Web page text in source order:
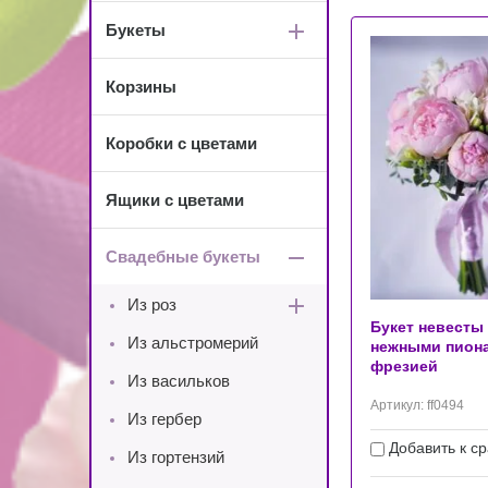
Букет невесты
нежными
фрезией
Артикул: ff0494
Добавить к
Букеты
Корзины
Коробки с цветами
Ящики с цветами
Свадебные букеты
Из роз
Из альстромерий
Из васильков
Из гербер
Из гортензий